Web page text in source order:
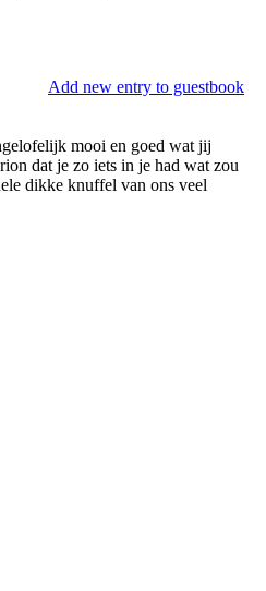
Add new entry to guestbook
mooi en goed wat jij
dat je zo iets in je had wat zou
dikke knuffel van ons veel